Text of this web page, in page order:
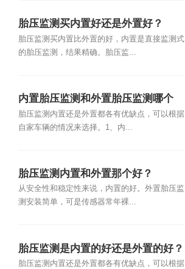
胎压监测买内置好还是外置好？
胎压监测买内置比外置的好，内置是直接监测式
的胎压监测，结果精确。胎压监...
内置胎压监测和外置胎压监测哪个
好？
胎压监测内置还是外置都各有优缺点，可以根据
自家车辆的情况来选择。1、内...
胎压监测内置和外置那个好？
从安全性和稳定性来说，内置的好。外置胎压监
测安装简单，可是传感器常年裸...
胎压监测是内置的好还是外置的好？
胎压监测内置还是外置都各有优缺点，可以根据